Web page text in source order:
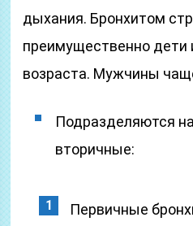
дыхания. Бронхитом
преимущественно дети
возраста. Мужчины
Подразделяются
вторичные:
Первичные